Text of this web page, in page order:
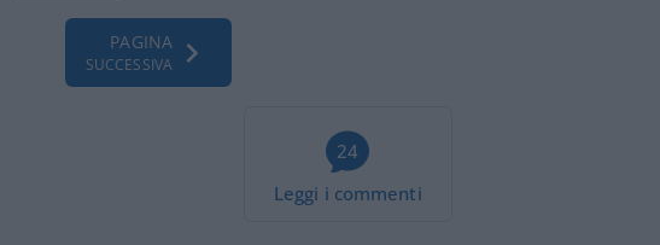
PAGINA
SUCCESSIVA
24
Leggi i commenti